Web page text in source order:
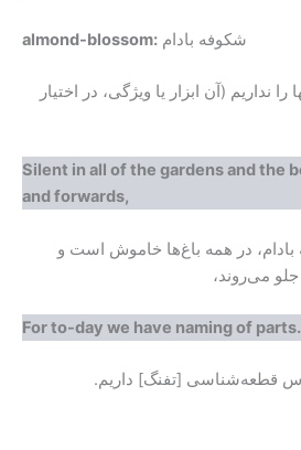
almond-blossom: شکوفه بادام
را نداریم (آن ابزار یا ویژگی، در اختیار
Silent in all of the gardens and the
and forwards,
در همه‌ باغ‌ها خاموش است و
جلو می‌روند،
For to-day we have naming of parts.
قطعه‌شناسی [تفنگ] داریم.